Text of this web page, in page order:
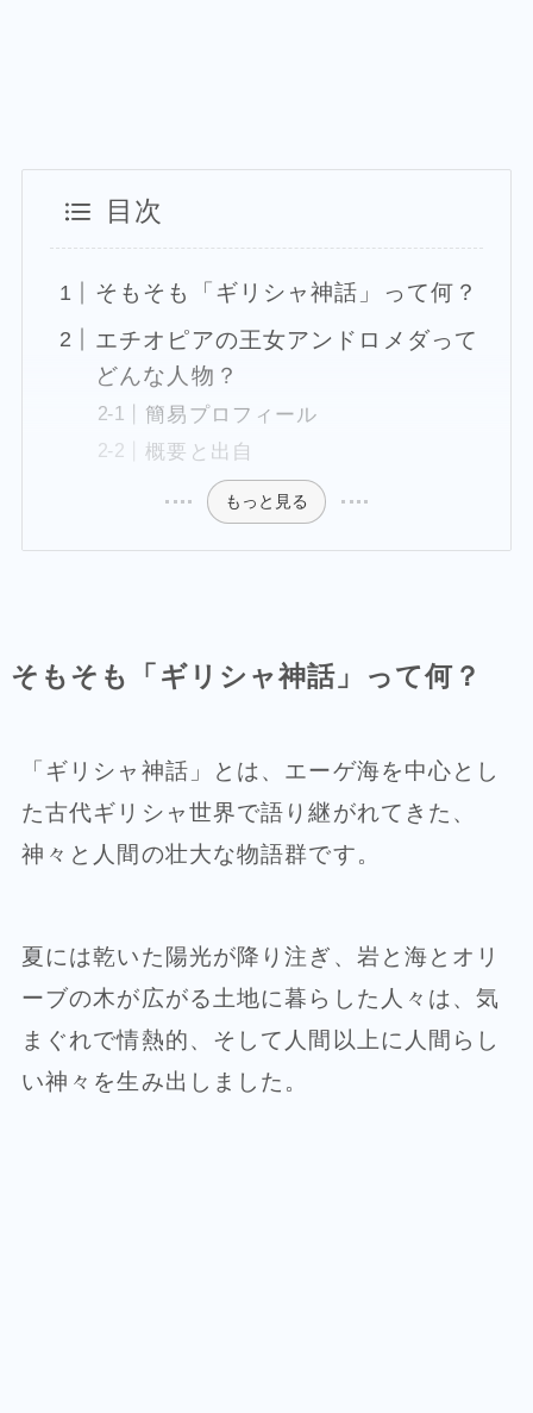
目次
そもそも「ギリシャ神話」って何？
エチオピアの王女アンドロメダって
どんな人物？
簡易プロフィール
概要と出自
もっと見る
そもそも「ギリシャ神話」って何？
「ギリシャ神話」とは、エーゲ海を中心とし
た古代ギリシャ世界で語り継がれてきた、
神々と人間の壮大な物語群です。
夏には乾いた陽光が降り注ぎ、岩と海とオリ
ーブの木が広がる土地に暮らした人々は、気
まぐれで情熱的、そして人間以上に人間らし
い神々を生み出しました。